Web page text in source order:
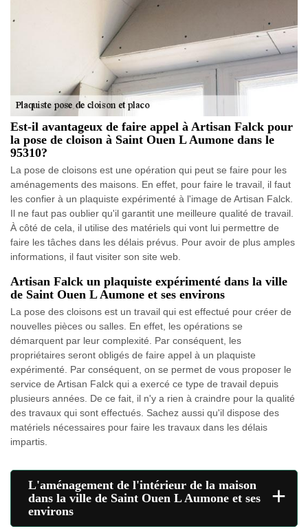
Est-il avantageux de faire appel à Artisan Falck pour
la pose de cloison à Saint Ouen L Aumone dans le
95310?
La pose de cloisons est une opération qui peut se faire pour les
aménagements des maisons. En effet, pour faire le travail, il faut
les confier à un plaquiste expérimenté à l'image de Artisan Falck.
Il ne faut pas oublier qu'il garantit une meilleure qualité de travail.
À côté de cela, il utilise des matériels qui vont lui permettre de
faire les tâches dans les délais prévus. Pour avoir de plus amples
informations, il faut visiter son site web.
Artisan Falck un plaquiste expérimenté dans la ville
de Saint Ouen L Aumone et ses environs
La pose des cloisons est un travail qui est effectué pour créer de
nouvelles pièces ou salles. En effet, les opérations se
démarquent par leur complexité. Par conséquent, les
propriétaires seront obligés de faire appel à un plaquiste
expérimenté. Par conséquent, on se permet de vous proposer le
service de Artisan Falck qui a exercé ce type de travail depuis
plusieurs années. De ce fait, il n'y a rien à craindre pour la qualité
des travaux qui sont effectués. Sachez aussi qu'il dispose des
matériels nécessaires pour faire les travaux dans les délais
impartis.
L'aménagement de l'intérieur de la maison
dans la ville de Saint Ouen L Aumone et ses
environs
+